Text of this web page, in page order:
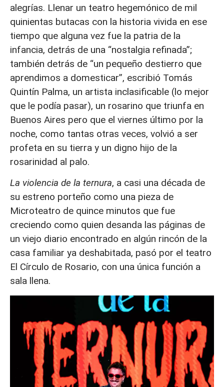
alegrías. Llenar un teatro hegemónico de mil
quinientas butacas con la historia vivida en ese
tiempo que alguna vez fue la patria de la
infancia, detrás de una “nostalgia refinada”;
también detrás de “un pequeño destierro que
aprendimos a domesticar”, escribió Tomás
Quintín Palma, un artista inclasificable (lo mejor
que le podía pasar), un rosarino que triunfa en
Buenos Aires pero que el viernes último por la
noche, como tantas otras veces, volvió a ser
profeta en su tierra y un digno hijo de la
rosarinidad al palo.
La violencia de la ternura, a casi una década de
su estreno porteño como una pieza de
Microteatro de quince minutos que fue
creciendo como quien desanda las páginas de
un viejo diario encontrado en algún rincón de la
casa familiar ya deshabitada, pasó por el teatro
El Círculo de Rosario, con una única función a
sala llena.